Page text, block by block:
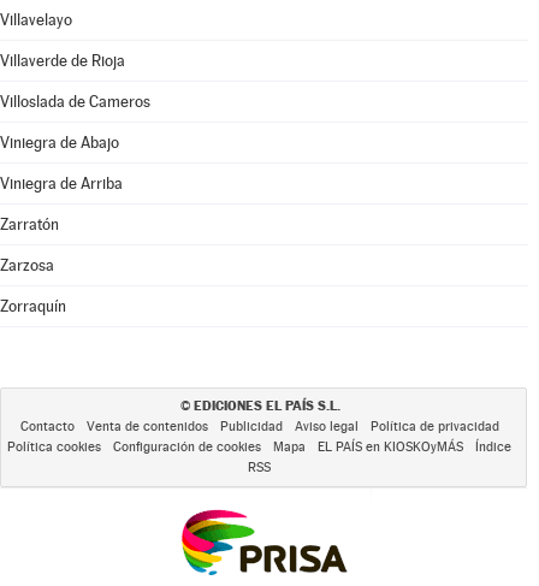
Villavelayo
Villaverde de Rioja
Villoslada de Cameros
Viniegra de Abajo
Viniegra de Arriba
Zarratón
Zarzosa
Zorraquín
© EDICIONES EL PAÍS S.L.
Contacto Venta de contenidos Publicidad Aviso legal
Política de privacidad
Política cookies
Configuración de cookies Mapa EL PAÍS en KIOSKOyMÁS
Índice
RSS